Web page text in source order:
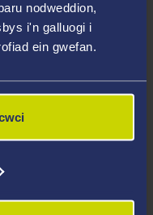
nodweddion,
i'n galluogi i
ein gwefan.
Cymraeg